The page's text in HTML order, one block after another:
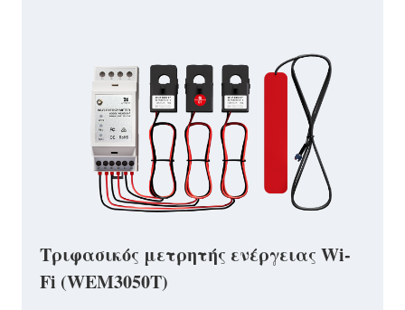
Τριφασικός μετρητής ενέργειας Wi-
Fi (WEM3050T)